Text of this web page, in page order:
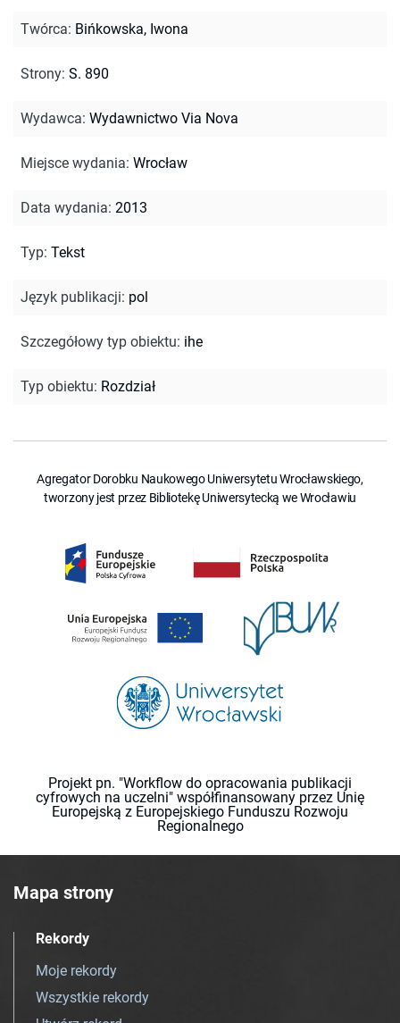
Twórca: Bińkowska, Iwona
Strony: S. 890
Wydawca: Wydawnictwo Via Nova
Miejsce wydania: Wrocław
Data wydania: 2013
Typ: Tekst
Język publikacji: pol
Szczegółowy typ obiektu: ihe
Typ obiektu: Rozdział
Agregator Dorobku Naukowego Uniwersytetu Wrocławskiego,
tworzony jest przez Bibliotekę Uniwersytecką we Wrocławiu
Projekt pn. "Workflow do opracowania publikacji
cyfrowych na uczelni" współfinansowany przez Unię
Europejską z Europejskiego Funduszu Rozwoju
Regionalnego
Mapa strony
Rekordy
Moje rekordy
Wszystkie rekordy